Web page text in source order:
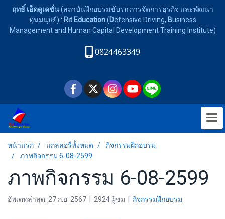
ฤทธิ์ เอ็ดดูเคชั่น(สถาบันฝึกอบรมขับรถ การจัดการธุรกิจ และพํฒนา
ทุนมนุษย์) : Rit Education(Defensive Driving, Business
Management and Human Capital Development Training Institute)
0824463349
หน้าแรก แกลลอรี่ทั้งหมด
กิจกรรมฝึกอบรม
ภาพกิจกรรม 6-08-2599
ภาพกิจกรรม 6-08-2599
อัพเดทล่าสุด: 27 ก.ย. 2567 2924 ผู้ชม กิจกรรมฝึกอบรม